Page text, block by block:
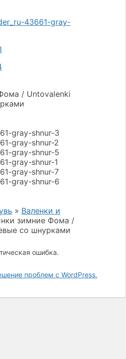
» Валенки и
зимние Фома /
со шнурками
ошибка.
проблем с WordPress.